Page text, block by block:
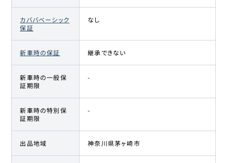
カババベーシック
保証
なし
新車時の保証 継承できない
新車時の一般保
証期限
-
新車時の特別保
証期限
-
出品地域 神奈川県茅ヶ崎市